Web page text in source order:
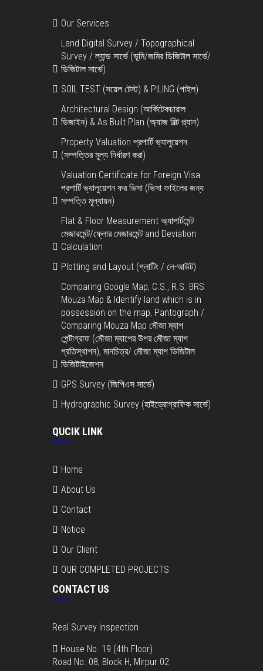
Our Services
Land Digital Survey / Topographical
Survey / ল্যান্ড সার্ভে (ভূমি/জমির ডিজিটাল সার্ভে/
ডিজিটাল সার্ভে)
SOIL TEST (সয়েল টেস্ট) & PILING (পাইল)
Architectural Design (আর্কিটেকচারাল
ডিজাইন) & As Built Plan (অ্যাজ বিল্ট প্ল্যান)
Property Valuation প্রপার্টি ভ্যালুয়েশন
(সম্পত্তির মূল্য নির্ধারণ করা)
Valuation Certificate for Foreign Visa
প্রপার্টি ভ্যালুয়েশন ফর ভিসা (ভিসা ফাইলের জন্য
সম্পত্তি মূল্যায়ন)
Flat & Floor Measurement অ্যাপার্টমেন্ট
মেজারমেন্ট/ফ্লোর মেজারমেন্ট and Deviation
Calculation
Plotting and Layout (প্লাটিং / লে-আউট)
Comparing Google Map, C.S., R.S. BRS
Mouza Map & Identify land which is in
possession on the map, Pantograph /
Comparing Mouza Map মৌজা ম্যাপ
পেন্টাগ্রাফ (মৌজা ম্যাপের উপর মৌজা ম্যাপ
প্রতিস্থাপন), মানচিত্র/ মৌজা ম্যাপ ডিজিটাল
ডিজিটাইজেশন
GPS Survey (জিপিএস সার্ভে)
Hydrographic Survey (হাইড্রোগ্রাফিক সার্ভে)
QUCIK LINK
Home
About Us
Contact
Notice
Our Client
OUR COMPLETED PROJECTS
CONTACT US
Real Survey Inspection
House No. 19 (4th Floor)
Road No. 08, Block H, Mirpur 02